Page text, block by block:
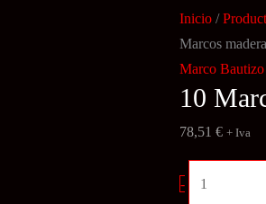
Inicio /
Marcos
Marco Bautizo
10
78,51 € + Iva
-